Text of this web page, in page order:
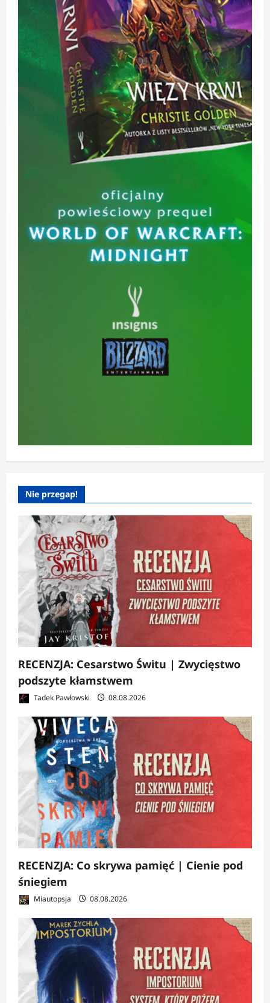
Nie przegap!
RECENZJA: Cesarstwo Świtu | Zwycięstwo
podszyte kłamstwem
Tadek Pawłowski 08.08.2026
RECENZJA: Co skrywa pamięć | Cienie pod
śniegiem
Miautopsja 08.08.2026